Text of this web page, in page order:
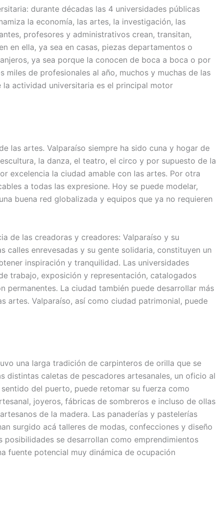
durante décadas las 4 universidades públicas
la economía, las artes, la investigación, las
profesores y administrativos crean, transitan,
en ella, ya sea en casas, piezas departamentos o
ya sea porque la conocen de boca a boca o por
de profesionales al año, muchos y muchas de las
la actividad universitaria es el principal motor
las artes. Valparaíso siempre ha sido cuna y hogar de
la danza, el teatro, el circo y por supuesto de la
excelencia la ciudad amable con las artes. Por otra
a todas las expresione. Hoy se puede modelar,
buena red globalizada y equipos que ya no requieren
de las creadoras y creadores: Valparaíso y su
enrevesadas y su gente solidaria, constituyen un
inspiración y tranquilidad. Las universidades
trabajo, exposición y representación, catalogados
permanentes. La ciudad también puede desarrollar más
artes. Valparaíso, así como ciudad patrimonial, puede
una larga tradición de carpinteros de orilla que se
distintas caletas de pescadores artesanales, un oficio al
del puerto, puede retomar su fuerza como
joyeros, fábricas de sombreros e incluso de ollas
de la madera. Las panaderías y pastelerías
surgido acá talleres de modas, confecciones y diseño
se desarrollan como emprendimientos
fuente potencial muy dinámica de ocupación